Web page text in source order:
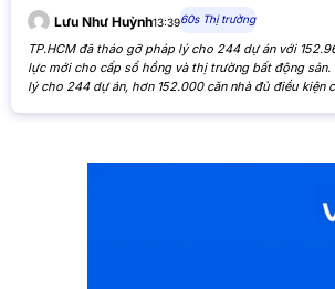
Lưu Như Huỳnh13:3960s Thị trường
TP.HCM đã tháo gỡ pháp lý cho 244 dự án với
lực mới cho cấp sổ hồng và thị trường bất động sản.
lý cho 244 dự án, hơn 152.000 căn nhà đủ điều